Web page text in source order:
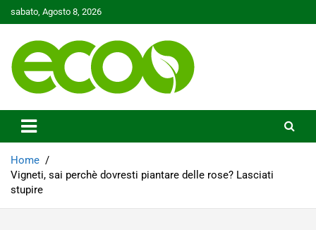
to
sabato, Agosto 8, 2026
Ecoo.it
Home
Vigneti, sai perchè dovresti piantare delle rose? Lasciati
stupire